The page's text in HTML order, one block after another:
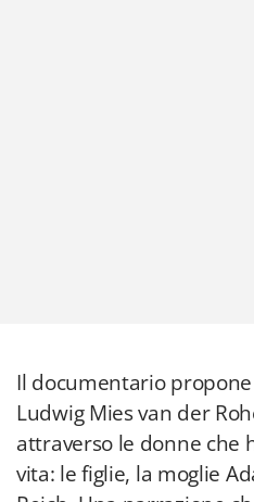
Il documentario
Ludwig Mies van der
attraverso le donne che
vita: le figlie, la moglie